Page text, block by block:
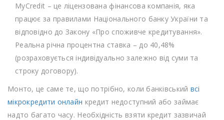
MyCredit – це ліцензована фінансова компанія, яка
працює за правилами Національного банку України та
відповідно до Закону «Про споживче кредитування».
Реальна річна процентна ставка – до 40,48%
(розраховується індивідуально залежно від суми та
строку договору).
Монто, це саме те, що потрібно, коли банківський всі
мікрокредити онлайн кредит недоступний або займає
надто багато часу. Необхідність взяти кредит зазвичай